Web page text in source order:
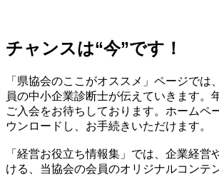
チャンスは“今”です！
「県協会のここがオススメ」ページでは
員の中小企業診断士が伝えていきます。
ご入会をお待ちしております。ホームペ
ウンロードし、お手続きいただけます。
「経営お役立ち情報集」では、企業経営
ける、当協会の会員のオリジナルコンテ